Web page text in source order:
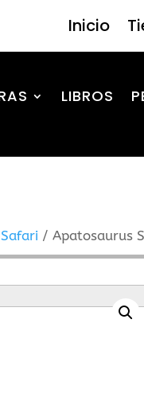
Inicio
LIBROS
Safari / Apatosaurus